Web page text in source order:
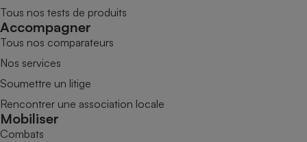
Tous nos tests de produits
Accompagner
Tous nos comparateurs
Nos services
Soumettre un litige
Rencontrer une association locale
Mobiliser
Combats